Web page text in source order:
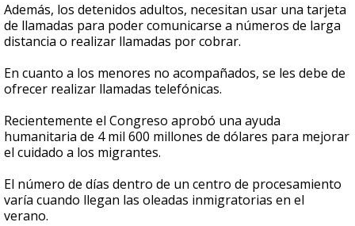
Además, los detenidos adultos, necesitan usar una tarjeta
de llamadas para poder comunicarse a números de larga
distancia o realizar llamadas por cobrar.
En cuanto a los menores no acompañados, se les debe de
ofrecer realizar llamadas telefónicas.
Recientemente el Congreso aprobó una ayuda
humanitaria de 4 mil 600 millones de dólares para mejorar
el cuidado a los migrantes.
El número de días dentro de un centro de procesamiento
varía cuando llegan las oleadas inmigratorias en el
verano.